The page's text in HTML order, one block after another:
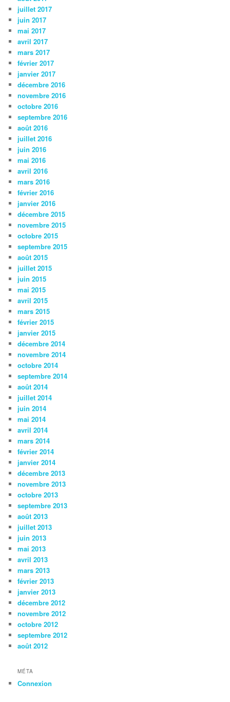
juillet 2017
juin 2017
mai 2017
avril 2017
mars 2017
février 2017
janvier 2017
décembre 2016
novembre 2016
octobre 2016
septembre 2016
août 2016
juillet 2016
juin 2016
mai 2016
avril 2016
mars 2016
février 2016
janvier 2016
décembre 2015
novembre 2015
octobre 2015
septembre 2015
août 2015
juillet 2015
juin 2015
mai 2015
avril 2015
mars 2015
février 2015
janvier 2015
décembre 2014
novembre 2014
octobre 2014
septembre 2014
août 2014
juillet 2014
juin 2014
mai 2014
avril 2014
mars 2014
février 2014
janvier 2014
décembre 2013
novembre 2013
octobre 2013
septembre 2013
août 2013
juillet 2013
juin 2013
mai 2013
avril 2013
mars 2013
février 2013
janvier 2013
décembre 2012
novembre 2012
octobre 2012
septembre 2012
août 2012
MÉTA
Connexion